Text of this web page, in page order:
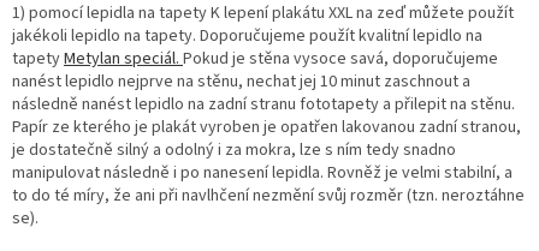
1) pomocí lepidla na tapety K lepení plakátu XXL na zeď můžete použít
jakékoli lepidlo na tapety. Doporučujeme použít kvalitní lepidlo na
tapetyMetylan speciál.Pokud je stěna vysoce savá, doporučujeme
nanést lepidlo nejprve na stěnu, nechat jej 10 minut zaschnout a
následně nanést lepidlo na zadní stranu fototapety a přilepit na stěnu.
Papír ze kterého je plakát vyroben je opatřen lakovanou zadní stranou,
je dostatečně silný a odolný i za mokra, lze s ním tedy snadno
manipulovat následně i po nanesení lepidla. Rovněž je velmi stabilní, a
to do té míry, že ani při navlhčení nezmění svůj rozměr (tzn. neroztáhne
se).